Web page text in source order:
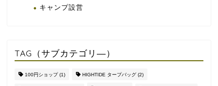
キャンプ設営
TAG（サブカテゴリ―）
100円ショップ(1) HIGHTIDE タープバッグ (2)